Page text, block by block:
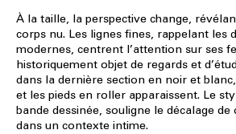
À la taille, la perspective change,
corps nu. Les lignes fines, rappelant les
modernes, centrent l’attention sur ses
historiquement objet de regards et
dans la dernière section en noir et
et les pieds en roller apparaissent. Le
bande dessinée, souligne le décalage de
dans un contexte intime.